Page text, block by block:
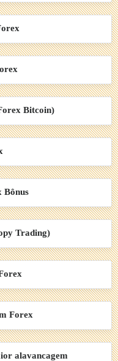
Bitcoin)
Bônus
Trading)
Forex
alavancagem